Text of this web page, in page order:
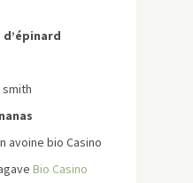
d’épinard
avoine bio Casino
Bio Casino